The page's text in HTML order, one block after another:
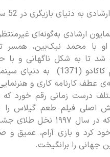
بازیگری در 52 سالگی
به‌گونه‌ای غیرمنتظره آغاز
محمد نیک‌بین، همسر تهمینه
به شکل ناگهانی و با حضوری
کوتاه در فیلم کاکادو (1371) به دنیای سینما ورود
کارنامه‌ کاری و هنرنمایی او در
زمانی رقم خورد که عباس
فیلم طعم گیلاس را به وی
سپرد؛ فیلمی که در سال ۱۹۹۷ نخل طلای جشنواره‌ی
و بازی آرام، عمیق و صادقانه‌
را برانگیخت.